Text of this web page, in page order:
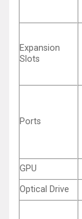
Expansion
Slots
Ports
GPU
Optical Drive